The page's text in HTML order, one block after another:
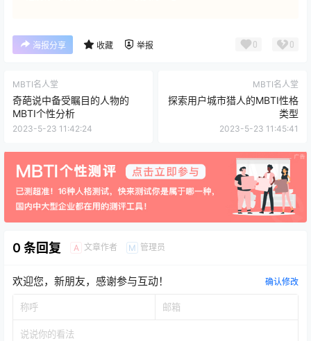
海报分享 收藏 举报 0 0
MBTI名人堂
奇葩说中备受瞩目的人物的
MBTI个性分析
2023-5-23 11:42:24
MBTI名人堂
探索用户城市猎人的MBTI性格
类型
2023-5-23 11:45:41
0 条回复 A 文章作者 M 管理员
欢迎您，新朋友，感谢参与互动！ 确认修改